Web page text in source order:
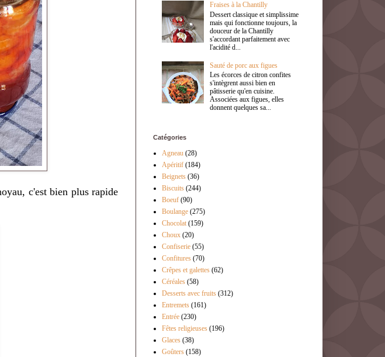
c'est bien plus rapide
Fraises à la Chantilly
Dessert classique et simplissime
mais qui fonctionne toujours, la
douceur de la Chantilly
s'accordant parfaitement avec
l'acidité d...
Sauté de porc aux figues
Les écorces de citron confites
s'intègrent aussi bien en
pâtisserie qu'en cuisine.
Associées aux figues, elles
donnent quelques sa...
Catégories
Agneau (28)
Apéritif (184)
Beignets (36)
Biscuits (244)
Boeuf (90)
Boulange (275)
Chocolat (159)
Choux (20)
Confiserie (55)
Confitures (70)
Crêpes et galettes (62)
Céréales (58)
Desserts avec fruits (312)
Entremets (161)
Entrée (230)
Fêtes religieuses (196)
Glaces (38)
Goûters (158)